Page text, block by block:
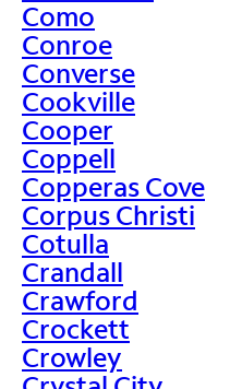
Como
Conroe
Converse
Cookville
Cooper
Coppell
Copperas Cove
Corpus Christi
Cotulla
Crandall
Crawford
Crockett
Crowley